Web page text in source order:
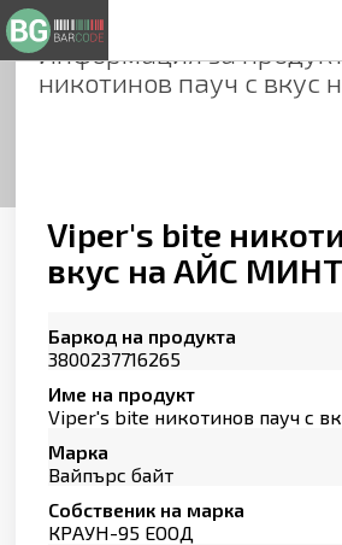
Информация за
никотинов пауч с
Viper's bite
вкус на АЙС МИНТ
Баркод на продукта
3800237716265
Име на продукт
Viper's bite никотинов пауч с
Марка
Вайпърс байт
Собственик на марка
КРАУН-95 ЕООД
Общи условия